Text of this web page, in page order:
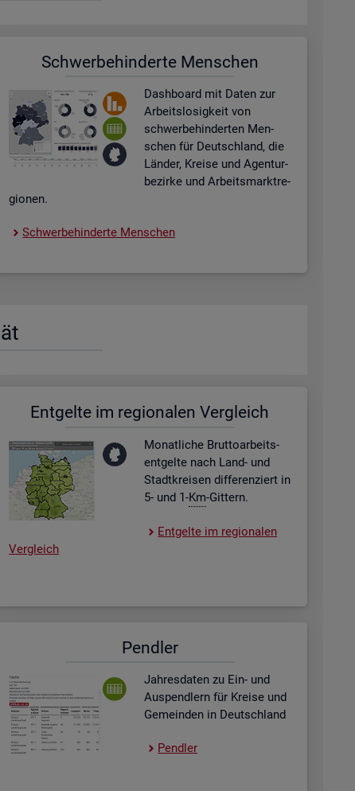
Schwer­be­hin­der­te Men­schen
Dash­board mit Daten zur
Ar­beits­lo­sig­keit von
schwer­be­hin­der­ten Men­
schen für Deutsch­land, die
Län­der, Krei­se und Agen­tur­
be­zir­ke und Ar­beits­markt­re­
gio­nen.
Schwer­be­hin­der­te Men­schen
Ent­gel­te im re­gio­na­len Ver­gleich
Mo­nat­li­che Brut­to­ar­beits­
ent­gel­te nach Land- und
Stadt­krei­sen dif­fe­ren­ziert in
5- und 1-Km-Git­tern.
Ent­gel­te im re­gio­na­len
Ver­gleich
Pend­ler
Jah­res­da­ten zu Ein- und
Aus­pend­lern für Krei­se und
Ge­mein­den in Deutsch­land
Pend­ler